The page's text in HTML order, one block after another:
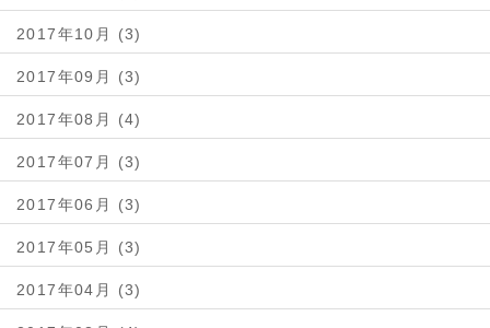
2017年10月 (3)
2017年09月 (3)
2017年08月 (4)
2017年07月 (3)
2017年06月 (3)
2017年05月 (3)
2017年04月 (3)